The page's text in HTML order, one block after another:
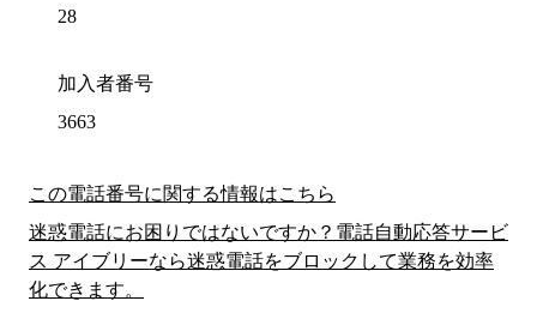
28
加入者番号
3663
この電話番号に関する情報はこちら
迷惑電話にお困りではないですか？電話自動応答サービ
ス アイブリーなら迷惑電話をブロックして業務を効率
化できます。